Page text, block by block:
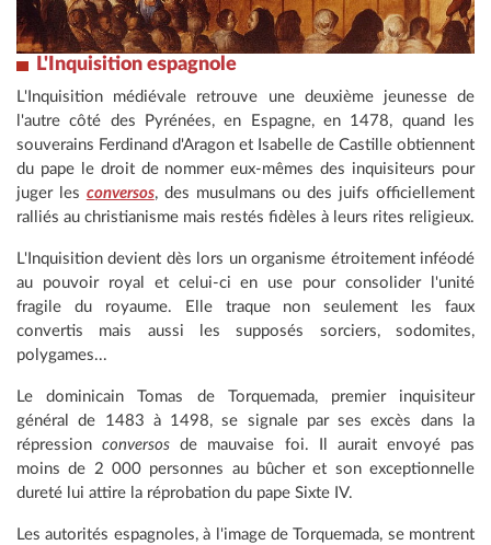
L'Inquisition espagnole
L'Inquisition médiévale retrouve une deuxième jeunesse de
l'autre côté des Pyrénées, en Espagne, en 1478, quand les
souverains Ferdinand d'Aragon et Isabelle de Castille obtiennent
du pape le droit de nommer eux-mêmes des inquisiteurs pour
juger les conversos, des musulmans ou des juifs officiellement
ralliés au christianisme mais restés fidèles à leurs rites religieux.
L'Inquisition devient dès lors un organisme étroitement inféodé
au pouvoir royal et celui-ci en use pour consolider l'unité
fragile du royaume. Elle traque non seulement les faux
convertis mais aussi les supposés sorciers, sodomites,
polygames...
Le dominicain Tomas de Torquemada, premier inquisiteur
général de 1483 à 1498, se signale par ses excès dans la
répressionconversos de mauvaise foi. Il aurait envoyé pas
moins de 2 000 personnes au bûcher et son exceptionnelle
dureté lui attire la réprobation du pape Sixte IV.
Les autorités espagnoles, à l'image de Torquemada, se montrent